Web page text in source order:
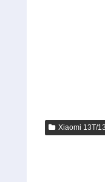
Xiaomi 13T/